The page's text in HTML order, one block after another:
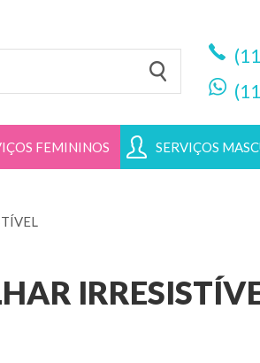
FEMININOS SERVIÇOS